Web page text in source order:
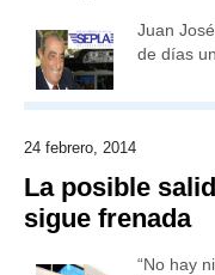
Juan
de días
24 febrero, 2014
La posible
sigue frenada
“No hay